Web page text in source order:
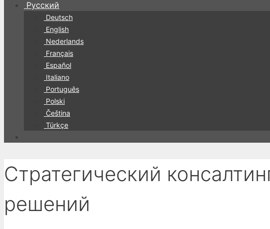
Русский
Deutsch
English
Nederlands
Français
Español
Italiano
Português
Polski
Čeština
Türkçe
Стратегический
решений